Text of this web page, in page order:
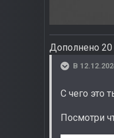
Дополнено 20
В
С чего это
Посмотри